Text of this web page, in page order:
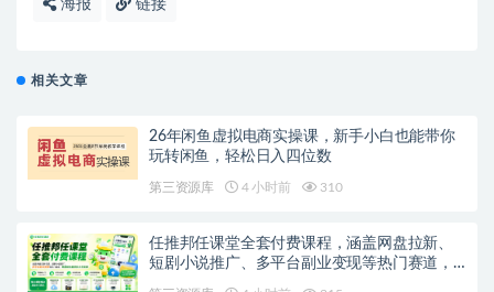
海报 链接
相关文章
26年闲鱼虚拟电商实操课，新手小白也能带你
玩转闲鱼，轻松日入四位数
第三资源库 4 小时前 310
任推邦任课堂全套付费课程，涵盖网盘拉新、
短剧小说推广、多平台副业变现等热门赛道，